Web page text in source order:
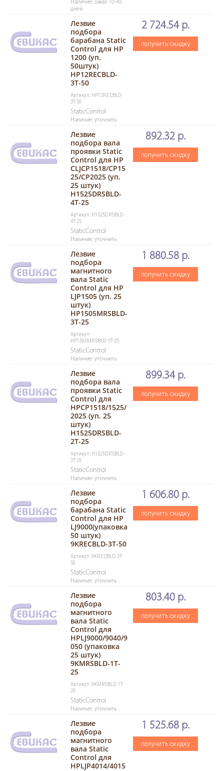
Наличие: заказ 10-45
дней
Лезвие
подбора
барабана Static
Control для HP
1200 (уп.
50штук)
HP12RECBLD-
3T-50
Артикул: HP12RECBLD-
3T-50
StaticControl
Наличие: уточнить
2 724.54 р.
получить скидку
Лезвие
подбора вала
проявки Static
Control для HP
CLJCP1518/CP15
25/CP2025 (уп.
25 штук)
H1525DRSBLD-
4T-25
Артикул: H1525DRSBLD-
4T-25
StaticControl
Наличие: уточнить
892.32 р.
получить скидку
Лезвие
подбора
магнитного
вала Static
Control для HP
LJP1505 (уп. 25
штук)
HP1505MRSBLD-
3T-25
Артикул:
HP1505MRSBLD-3T-25
StaticControl
Наличие: уточнить
1 880.58 р.
получить скидку
Лезвие
подбора вала
проявки Static
Control для
HPCP1518/1525/
2025 (уп. 25
штук)
H1525DRSBLD-
2T-25
Артикул: H1525DRSBLD-
2T-25
StaticControl
Наличие: уточнить
899.34 р.
получить скидку
Лезвие
подбора
барабана Static
Control для HP
LJ9000(упаковка
50 штук)
9KRECBLD-3T-50
Артикул: 9KRECBLD-3T-
50
StaticControl
Наличие: уточнить
1 606.80 р.
получить скидку
Лезвие
подбора
магнитного
вала Static
Control для
HPLJ9000/9040/9
050 (упаковка
25 штук)
9KMRSBLD-1T-
25
Артикул: 9KMRSBLD-1T-
25
StaticControl
Наличие: уточнить
803.40 р.
получить скидку
Лезвие
подбора
магнитного
вала Static
Control для
HPLJP4014/4015
1 525.68 р.
получить скидку